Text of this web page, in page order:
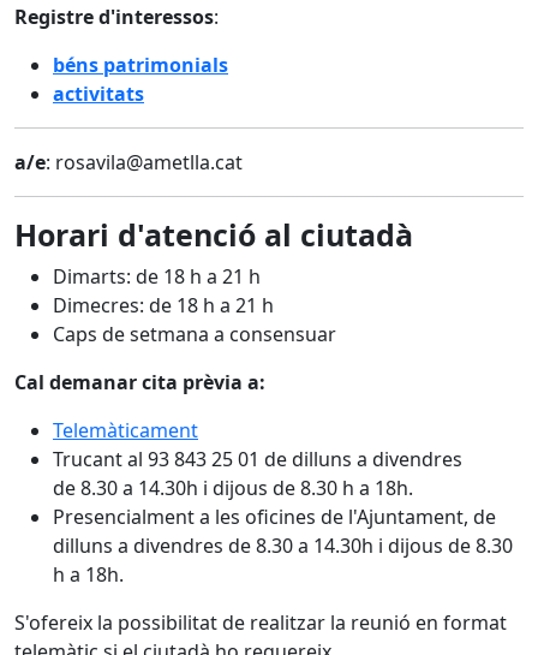
Registre d'interessos:
béns patrimonials
activitats
a/e: rosavila@ametlla.cat
Horari d'atenció al ciutadà
Dimarts: de 18 h a 21 h
Dimecres: de 18 h a 21 h
Caps de setmana a consensuar
Cal demanar cita prèvia a:
Telemàticament
Trucant al 93 843 25 01 de dilluns a divendres
de 8.30 a 14.30h i dijous de 8.30 h a 18h.
Presencialment a les oficines de l'Ajuntament, de
dilluns a divendres de 8.30 a 14.30h i dijous de 8.30
h a 18h.
S'ofereix la possibilitat de realitzar la reunió en format